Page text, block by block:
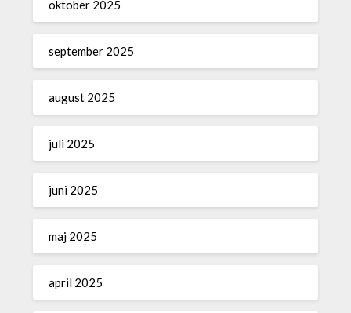
oktober 2025
september 2025
august 2025
juli 2025
juni 2025
maj 2025
april 2025